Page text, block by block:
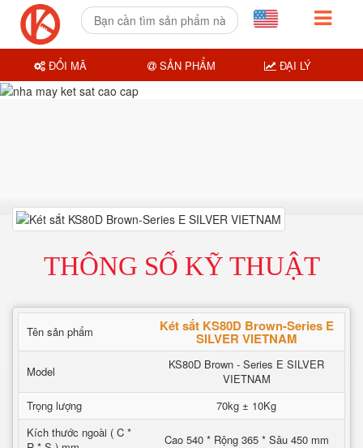
THÔNG SỐ KỸ THUẬT
Tên sản phẩm Két sắt KS80D Brown-Series E
SILVER VIETNAM
Model
KS80D Brown - Series E SILVER
VIETNAM
Trọng lượng
70kg ± 10Kg
Kích thước ngoài ( C *
Cao 540 * Rộng 365 * Sâu 450 mm
ĐỔI MÃ SẢN PHẨM ĐẠI LÝ